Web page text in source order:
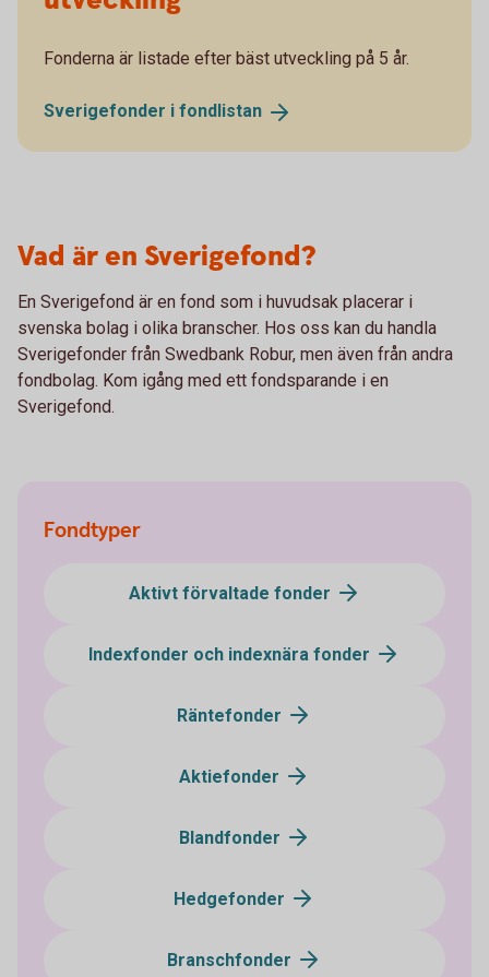
Fonderna är listade efter bäst utveckling på 5 år.
Sverigefonder i fondlistan
Vad är en Sverigefond?
En Sverigefond är en fond som i huvudsak placerar i
svenska bolag i olika branscher. Hos oss kan du handla
Sverigefonder från Swedbank Robur, men även från andra
fondbolag. Kom igång med ett fondsparande i en
Sverigefond.
Fondtyper
Aktivt förvaltade fonder
Indexfonder och indexnära fonder
Räntefonder
Aktiefonder
Blandfonder
Hedgefonder
Branschfonder